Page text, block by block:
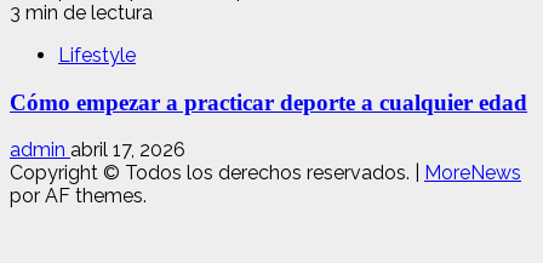
3 min de lectura
Lifestyle
Cómo empezar a practicar deporte a cualquier edad
admin abril 17, 2026
Copyright © Todos los derechos reservados.
MoreNews
por AF themes.